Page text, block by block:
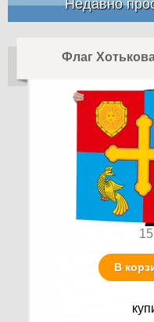
Недавно
Флаг
В